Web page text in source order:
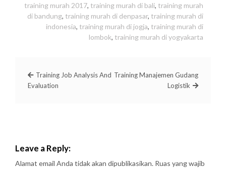
training murah 2017, training murah di bali, training murah
di bandung, training murah di denpasar, training murah di
indonesia, training murah di jogja, training murah di
lombok, training murah di yogyakarta
Training Job Analysis And
Evaluation
Training Manajemen Gudang
Logistik
Leave a Reply:
Alamat email Anda tidak akan dipublikasikan. Ruas yang wajib